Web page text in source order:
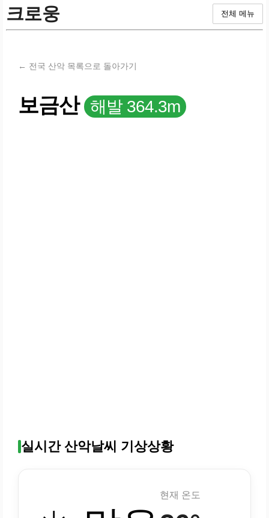
크로웅 전체 메뉴
← 전국 산악 목록으로 돌아가기
보금산 해발 364.3m
실시간 산악날씨 기상상황
현재 온도